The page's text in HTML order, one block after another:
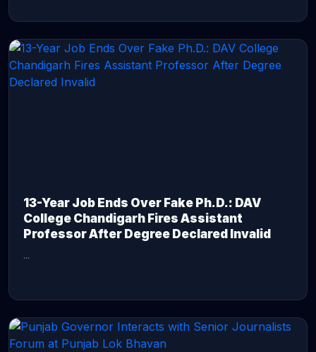
13-Year Job Ends Over Fake Ph.D.: DAV
College Chandigarh Fires Assistant
Professor After Degree Declared Invalid
...